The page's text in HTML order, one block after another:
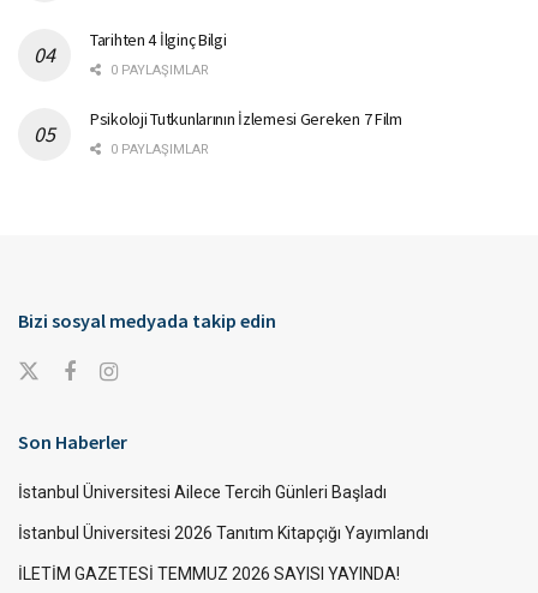
Tarihten 4 İlginç Bilgi
0 PAYLAŞIMLAR
Psikoloji Tutkunlarının İzlemesi Gereken 7 Film
0 PAYLAŞIMLAR
Bizi sosyal medyada takip edin
Son Haberler
İstanbul Üniversitesi Ailece Tercih Günleri Başladı
İstanbul Üniversitesi 2026 Tanıtım Kitapçığı Yayımlandı
İLETİM GAZETESİ TEMMUZ 2026 SAYISI YAYINDA!